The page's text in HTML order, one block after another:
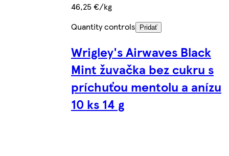
46,25 €/kg
Quantity controls
Pridať
Wrigley's Airwaves Black
Mint žuvačka bez cukru s
príchuťou mentolu a anízu
10 ks 14 g